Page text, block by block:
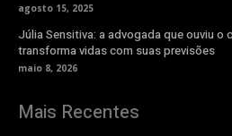
agosto 15, 2025
Júlia Sensitiva: a advogada que ouviu o
transforma vidas com suas previsões
maio 8, 2026
Mais Recentes